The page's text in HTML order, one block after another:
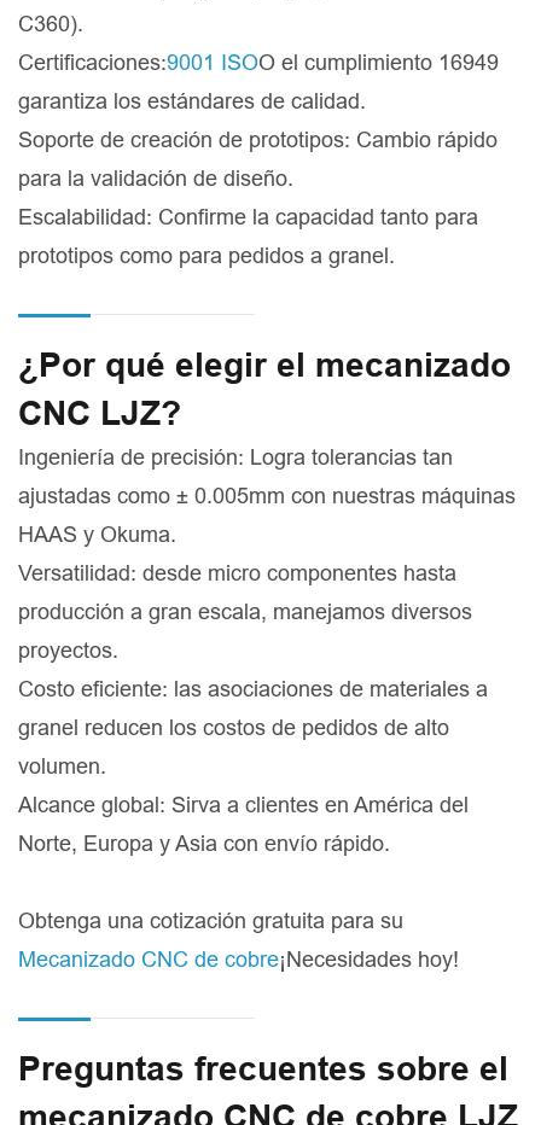
C360).
Certificaciones:9001 ISOO el cumplimiento 16949
garantiza los estándares de calidad.
Soporte de creación de prototipos: Cambio rápido
para la validación de diseño.
Escalabilidad: Confirme la capacidad tanto para
prototipos como para pedidos a granel.
¿Por qué elegir el mecanizado
CNC LJZ?
Ingeniería de precisión: Logra tolerancias tan
ajustadas como ± 0.005mm con nuestras máquinas
HAAS y Okuma.
Versatilidad: desde micro componentes hasta
producción a gran escala, manejamos diversos
proyectos.
Costo eficiente: las asociaciones de materiales a
granel reducen los costos de pedidos de alto
volumen.
Alcance global: Sirva a clientes en América del
Norte, Europa y Asia con envío rápido.
Obtenga una cotización gratuita para su
Mecanizado CNC de cobre¡Necesidades hoy!
Preguntas frecuentes sobre el